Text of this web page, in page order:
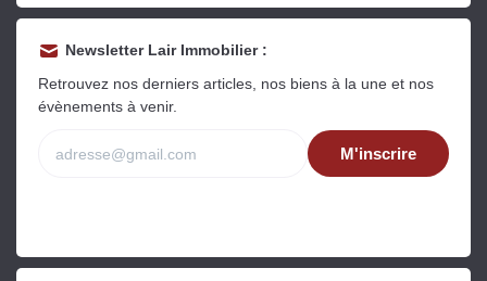
Newsletter Lair Immobilier :
Retrouvez nos derniers articles, nos biens à la une et nos
évènements à venir.
M'inscrire